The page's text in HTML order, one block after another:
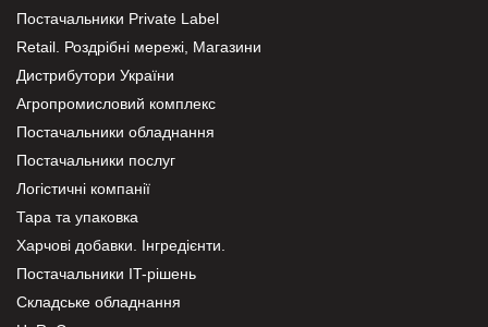
Постачальники Private Label
Retail. Роздрібні мережі, Магазини
Дистрибутори України
Агропромисловий комплекс
Постачальники обладнання
Постачальники послуг
Логістичні компанії
Тара та упаковка
Харчові добавки. Інгредієнти.
Постачальники IT-рішень
Складське обладнання